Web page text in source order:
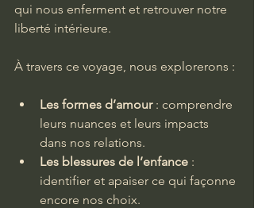
qui nous enferment et retrouver notre
liberté intérieure.
À travers ce voyage, nous explorerons :
Les formes d’amour : comprendre
leurs nuances et leurs impacts
dans nos relations.
Les blessures de l’enfance :
identifier et apaiser ce qui façonne
encore nos choix.